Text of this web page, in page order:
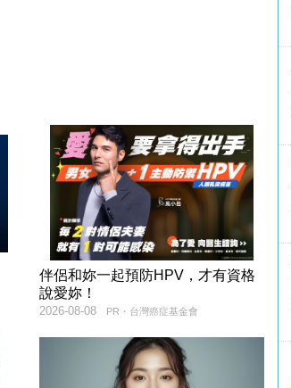
伴侶和妳一起預防HPV，才有資格
說愛妳！
PR・台灣癌症基金會
2026-08-08